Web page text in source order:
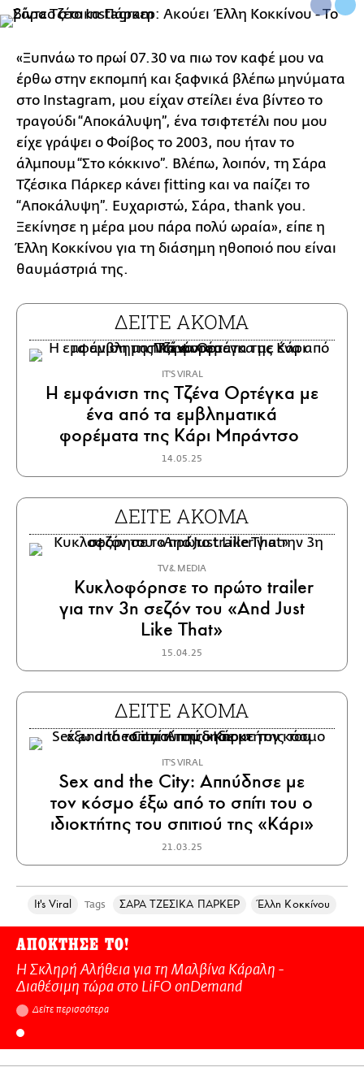
«Ξυπνάω το πρωί 07.30 να πιω τον καφέ μου να
έρθω στην εκπομπή και ξαφνικά βλέπω μηνύματα
στο Instagram, μου είχαν στείλει ένα βίντεο το
τραγούδι “Αποκάλυψη”, ένα τσιφτετέλι που μου
είχε γράψει ο Φοίβος το 2003, που ήταν το
άλμπουμ “Στο κόκκινο”. Βλέπω, λοιπόν, τη Σάρα
Τζέσικα Πάρκερ κάνει fitting και να παίζει το
“Αποκάλυψη”. Ευχαριστώ, Σάρα, thank you.
Ξεκίνησε η μέρα μου πάρα πολύ ωραία», είπε η
Έλλη Κοκκίνου για τη διάσημη ηθοποιό που είναι
θαυμάστριά της.
ΔΕΙΤΕ ΑΚΟΜΑ
IT'S VIRAL
H εμφάνιση της Τζένα Ορτέγκα με
ένα από τα εμβληματικά
φορέματα της Κάρι Μπράντσο
14.05.25
ΔΕΙΤΕ ΑΚΟΜΑ
TV & MEDIA
Κυκλοφόρησε το πρώτο trailer
για την 3η σεζόν του «And Just
Like That»
15.04.25
ΔΕΙΤΕ ΑΚΟΜΑ
IT'S VIRAL
Sex and the City: Απηύδησε με
τον κόσμο έξω από το σπίτι του ο
ιδιοκτήτης του σπιτιού της «Κάρι»
21.03.25
It's Viral Tags ΣΑΡΑ ΤΖΕΣΙΚΑ ΠΑΡΚΕΡ Έλλη Κοκκίνου
ΑΠΟΚΤΗΣΕ ΤΟ!
Η Σκληρή Αλήθεια για τη Μαλβίνα Κάραλη -
Διαθέσιμη τώρα στo LiFO onDemand
Δείτε περισσότερα